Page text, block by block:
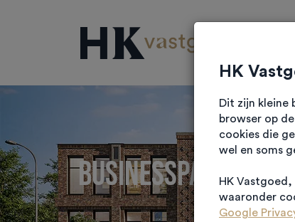
Businesspark de
HK
Dit zijn kleine
browser op
cookies die
wel en soms
HK
waaronder
Google